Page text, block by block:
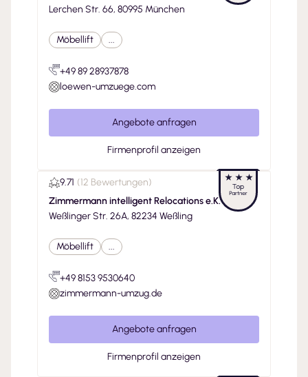
Lerchen Str. 66, 80995 München
Möbellift ...
+49 89 28937878
loewen-umzuege.com
Angebote anfragen
Firmenprofil anzeigen
9.71 (12 Bewertungen)
Zimmermann intelligent Relocations e.K.
Weßlinger Str. 26A, 82234 Weßling
Möbellift ...
+49 8153 9530640
zimmermann-umzug.de
Angebote anfragen
Firmenprofil anzeigen